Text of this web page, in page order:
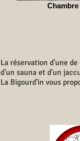
La réservation d'une
d'un sauna et d'un
La Bigourd'in vous